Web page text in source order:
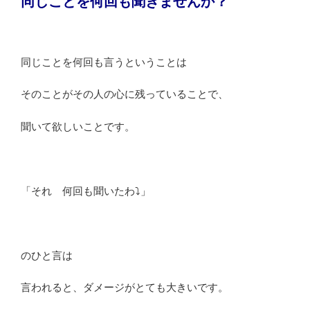
同じことを何回も言うということは
そのことがその人の心に残っていることで、
聞いて欲しいことです。
「それ 何回も聞いたわ⤵」
のひと言は
言われると、ダメージがとても大きいです。